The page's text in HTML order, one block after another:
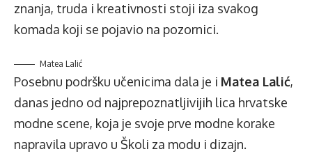
znanja, truda i kreativnosti stoji iza svakog
komada koji se pojavio na pozornici.
Matea Lalić
Posebnu podršku učenicima dala je i Matea Lalić,
danas jedno od najprepoznatljivijih lica hrvatske
modne scene, koja je svoje prve modne korake
napravila upravo u Školi za modu i dizajn.